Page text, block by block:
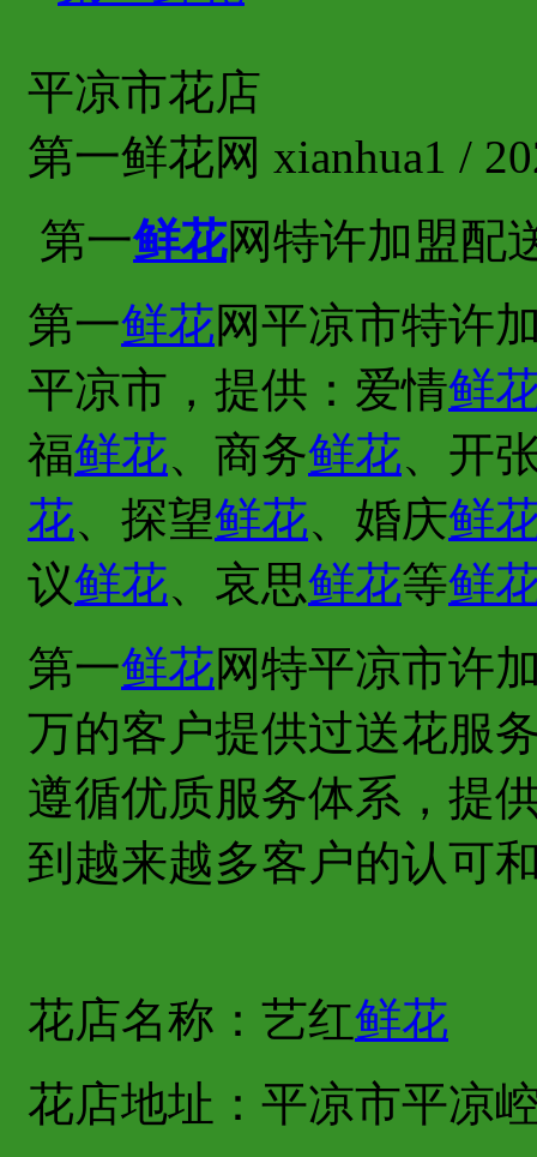
平凉市花店
第一鲜花网 xianhua1 /
第一鲜花网特许加盟
第一鲜花网平凉市特许
平凉市，提供：爱情鲜
福鲜花、商务鲜花、开
花、探望鲜花、婚庆鲜
议鲜花、哀思鲜花等鲜
第一鲜花网特平凉市许
万的客户提供过送花服
遵循优质服务体系，提
到越来越多客户的认可
花店名称：艺红鲜花
花店地址：平凉市平凉